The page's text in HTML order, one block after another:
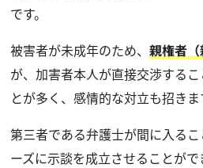
です。
被害者が未成年のため、 親権者
が、加害者本人が直接交渉する
とが多く、感情的な対立も招きま
第三者である弁護士が間に入る
ーズに示談を成立させることがで